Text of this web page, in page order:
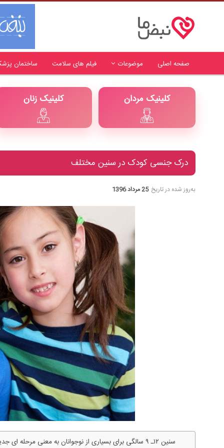
صفحه اصلی موضوعات فیلم های سلامت ساختمان
کلینیک زنان کلینیک مردان
درک جنسی کودک در سنین مختلف
به‌روز شده در تاریخ 25 مرداد 1396
سنین ۱۲ـ ۹ سالگی برای بسیاری از نوجوانان به معنی